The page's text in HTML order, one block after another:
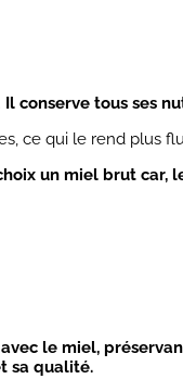
Il conserve tous ses
ce qui le rend plus
un miel brut
le miel,
sa qualité.